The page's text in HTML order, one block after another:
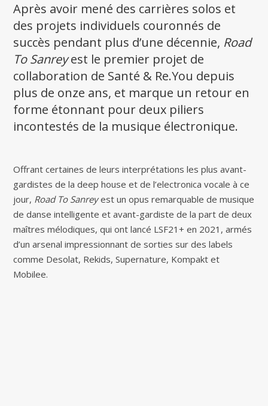
Après avoir mené des carrières solos et
des projets individuels couronnés de
succès pendant plus d’une décennie, Road
To Sanreyest le premier projet de
collaboration de Santé & Re.You depuis
plus de onze ans, et marque un retour en
forme étonnant pour deux piliers
incontestés de la musique électronique.
Offrant certaines de leurs interprétations les plus avant-
gardistes de la deep house et de l’electronica vocale à ce
jour, Road To Sanreyest un opus remarquable de musique
de danse intelligente et avant-gardiste de la part de deux
maîtres mélodiques, qui ont lancé LSF21+ en 2021, armés
d’un arsenal impressionnant de sorties sur des labels
comme Desolat, Rekids, Supernature, Kompakt et
Mobilee.